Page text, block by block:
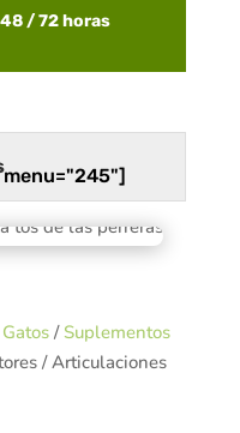
/ 72 horas
/Suplementos
/ Articulaciones